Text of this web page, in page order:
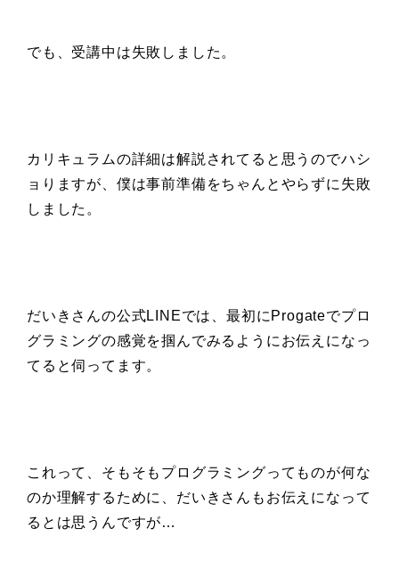
でも、受講中は失敗しました。
カリキュラムの詳細は解説されてると思うのでハシ
ョりますが、僕は事前準備をちゃんとやらずに失敗
しました。
だいきさんの公式LINEでは、最初にProgateでプロ
グラミングの感覚を掴んでみるようにお伝えになっ
てると伺ってます。
これって、そもそもプログラミングってものが何な
のか理解するために、だいきさんもお伝えになって
るとは思うんですが…